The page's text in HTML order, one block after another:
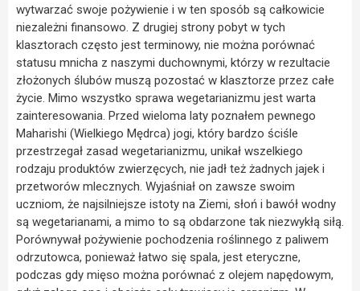
wytwarzać swoje pożywienie i w ten sposób są całkowicie
niezależni finansowo. Z drugiej strony pobyt w tych
klasztorach często jest terminowy, nie można porównać
statusu mnicha z naszymi duchownymi, którzy w rezultacie
złożonych ślubów muszą pozostać w klasztorze przez całe
życie. Mimo wszystko sprawa wegetarianizmu jest warta
zainteresowania. Przed wieloma laty poznałem pewnego
Maharishi (Wielkiego Mędrca) jogi, który bardzo ściśle
przestrzegał zasad wegetarianizmu, unikał wszelkiego
rodzaju produktów zwierzęcych, nie jadł też żadnych jajek i
przetworów mlecznych. Wyjaśniał on zawsze swoim
uczniom, że najsilniejsze istoty na Ziemi, słoń i bawół wodny
są wegetarianami, a mimo to są obdarzone tak niezwykłą siłą.
Porównywał pożywienie pochodzenia roślinnego z paliwem
odrzutowca, ponieważ łatwo się spala, jest eteryczne,
podczas gdy mięso można porównać z olejem napędowym,